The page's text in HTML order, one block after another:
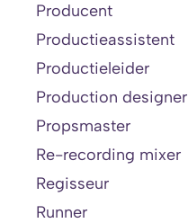
Producent
Productieassistent
Productieleider
Production designer
Propsmaster
Re-recording mixer
Regisseur
Runner